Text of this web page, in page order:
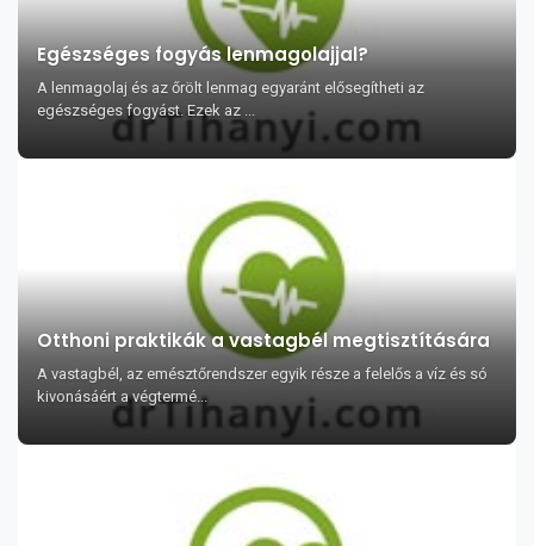
Egészséges fogyás lenmagolajjal?
A lenmagolaj és az őrölt lenmag egyaránt elősegítheti az
egészséges fogyást. Ezek az ...
Otthoni praktikák a vastagbél megtisztítására
A vastagbél, az emésztőrendszer egyik része a felelős a víz és só
kivonásáért a végtermé...